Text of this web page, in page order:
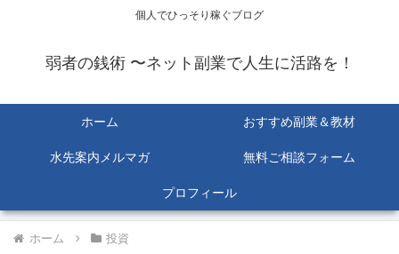
個人でひっそり稼ぐブログ
弱者の銭術 〜ネット副業で人生に活路を！
ホーム おすすめ副業＆教材
水先案内メルマガ 無料ご相談フォーム
プロフィール
ホーム 投資